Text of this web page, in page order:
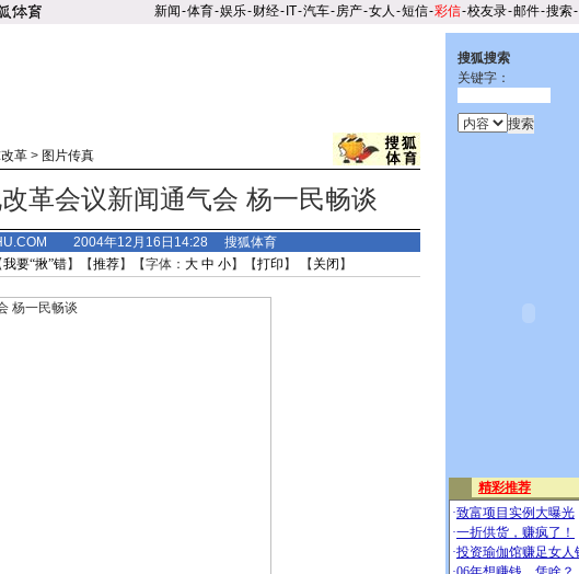
新闻-体育-娱乐-财经- IT-汽车-房产-女人 -短信-彩信-校友录-邮件-搜索-
革 > 图片传真
革会议新闻通气会 杨一民畅谈
2004年12月16日14:28 搜狐体育
我要“揪”错】【推荐】【字体： 大 中 小】【打印 】 【 关闭 】
搜狐搜索
关键字：